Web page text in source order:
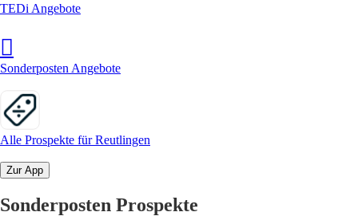
TEDi Angebote
Sonderposten Angebote
Alle Prospekte für Reutlingen
Zur App
Sonderposten Prospekte